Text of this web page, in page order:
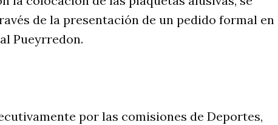
de la presentación de un pedido formal en
Pueyrredon.
por las comisiones de Deportes,